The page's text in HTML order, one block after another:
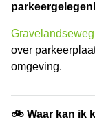
over
omgeving.
🚲 Waar kan ik